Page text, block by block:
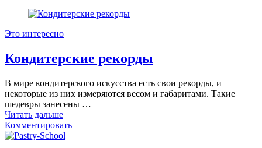
Это интересно
Кондитерские рекорды
В мире кондитерского искусства есть свои рекорды, и
некоторые из них измеряются весом и габаритами. Такие
шедевры занесены …
Читать дальше
Комментировать